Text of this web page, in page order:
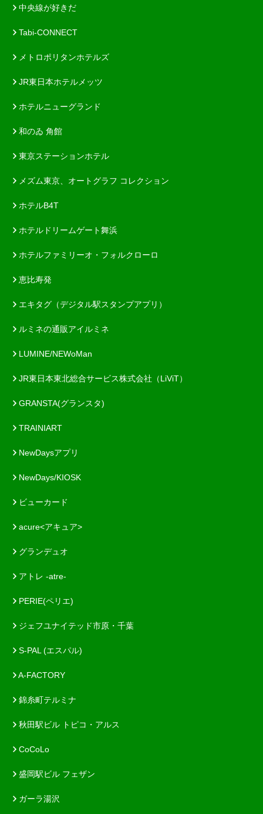
中央線が好きだ
Tabi-CONNECT
メトロポリタンホテルズ
JR東日本ホテルメッツ
ホテルニューグランド
和のゐ 角館
東京ステーションホテル
メズム東京、オートグラフ コレクション
ホテルB4T
ホテルドリームゲート舞浜
ホテルファミリーオ・フォルクローロ
恵比寿発
エキタグ（デジタル駅スタンプアプリ）
ルミネの通販アイルミネ
LUMINE/NEWoMan
JR東日本東北総合サービス株式会社（LiViT）
GRANSTA(グランスタ)
TRAINIART
NewDaysアプリ
NewDays/KIOSK
ビューカード
acure<アキュア>
グランデュオ
アトレ -atre-
PERIE(ペリエ)
ジェフユナイテッド市原・千葉
S-PAL (エスパル)
A-FACTORY
錦糸町テルミナ
秋田駅ビル トピコ・アルス
CoCoLo
盛岡駅ビル フェザン
ガーラ湯沢